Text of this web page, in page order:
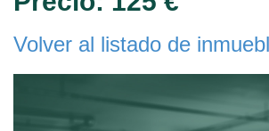
Volver al listado de